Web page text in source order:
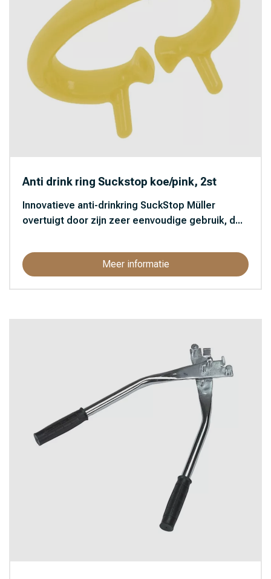
Anti drink ring Suckstop koe/pink, 2st
Innovatieve anti-drinkring SuckStop Müller
overtuigt door zijn zeer eenvoudige gebruik, d...
Meer informatie